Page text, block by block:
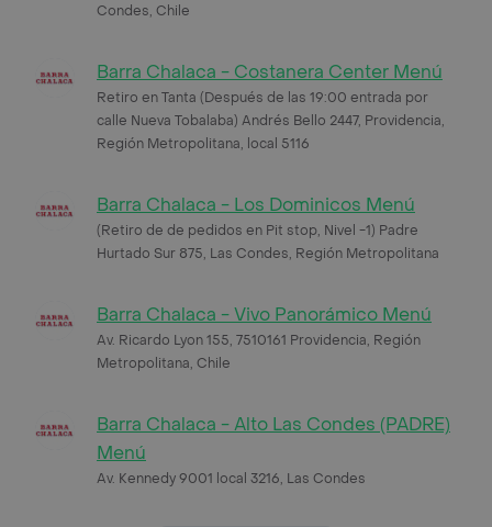
Condes, Chile
Barra Chalaca - Costanera Center Menú
Retiro en Tanta (Después de las 19:00 entrada por
calle Nueva Tobalaba) Andrés Bello 2447, Providencia,
Región Metropolitana, local 5116
Barra Chalaca - Los Dominicos Menú
(Retiro de de pedidos en Pit stop, Nivel -1) Padre
Hurtado Sur 875, Las Condes, Región Metropolitana
Barra Chalaca - Vivo Panorámico Menú
Av. Ricardo Lyon 155, 7510161 Providencia, Región
Metropolitana, Chile
Barra Chalaca - Alto Las Condes (PADRE)
Menú
Av. Kennedy 9001 local 3216, Las Condes